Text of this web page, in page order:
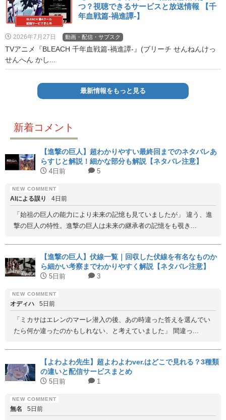
つ？視聴できるサービスと放送情報 【千
年血戦篇-禍進譚-】
2026年7月27日 動画・配信・サブスク
TVアニメ『BLEACH 千年血戦篇-禍進譚-』(ブリーチ せんねんけっ
せんへん かし...
最新情報をもっと見る
新着コメント
【進撃の巨人】超わかりやすい最終回までのネタバレあ
らすじと解説！細かな部分も解説【ネタバレ注意】
4日前 5
AIによる誤り 4日前
「始祖の巨人の能力により未来の記憶も見ていましたが」 違う、進
撃の巨人の特性。進撃の巨人は未来の継承者の記憶をも覗き...
【進撃の巨人】伏線一覧｜回収した伏線を有名なものか
ら細かい考察までわかりやすく解説【ネタバレ注意】
5日前 3
オディハ 5日前
「ミカサはエレンのマーレ潜入の後、あの時違った答えを選んでい
たら何か違ったのかもしれない、と考えていました」 間違っ...
【よわよわ先生】超よわよわver.はどこで見れる？3種類
の違いと配信サービスまとめ
5日前 1
無名 5日前